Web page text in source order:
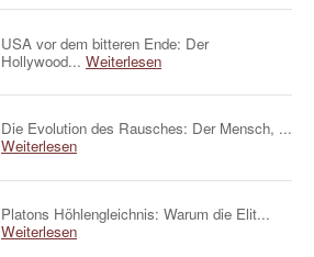
USA vor dem bitteren Ende: Der
Hollywood... Weiterlesen
Die Evolution des Rausches: Der Mensch, ...
Weiterlesen
Platons Höhlengleichnis: Warum die Elit...
Weiterlesen